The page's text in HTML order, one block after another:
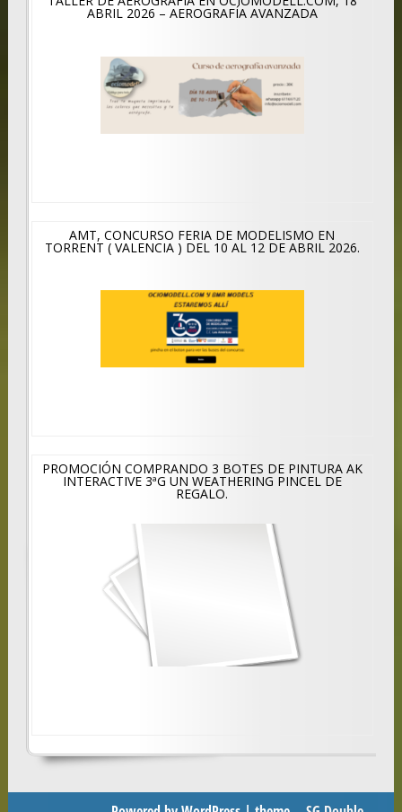
ABRIL 2026 – AEROGRAFÍA AVANZADA
AMT, CONCURSO FERIA DE MODELISMO EN
TORRENT ( VALENCIA ) DEL 10 AL 12 DE ABRIL 2026.
PROMOCIÓN COMPRANDO 3 BOTES DE PINTURA AK
INTERACTIVE 3ªG UN WEATHERING PINCEL DE
REGALO.